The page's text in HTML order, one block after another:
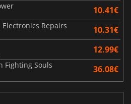
10.41€
Electronics Repairs 10.31€
12.99€
Fighting Souls 36.08€